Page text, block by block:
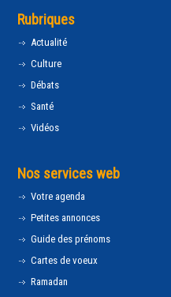
Rubriques
Actualité
Culture
Débats
Santé
Vidéos
Nos services web
Votre agenda
Petites annonces
Guide des prénoms
Cartes de voeux
Ramadan